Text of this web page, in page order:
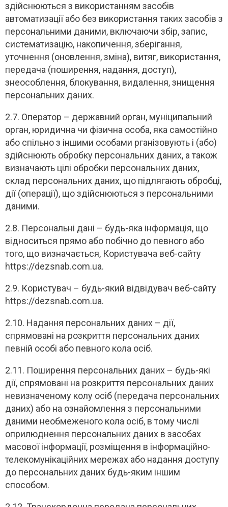
здійснюються з використанням засобів
автоматизації або без використання таких засобів з
персональними даними, включаючи збір, запис,
систематизацію, накопичення, зберігання,
уточнення (оновлення, зміна), витяг, використання,
передача (поширення, надання, доступ),
знеособлення, блокування, видалення, знищення
персональних даних.
2.7. Оператор – державний орган, муніципальний
орган, юридична чи фізична особа, яка самостійно
або спільно з іншими особами рганізовують і (або)
здійснюють обробку персональних даних, а також
визначають цілі обробки персональних даних,
склад персональних даних, що підлягають обробці,
дії (операції), що здійснюються з персональними
даними.
2.8. Персональні дані – будь-яка інформація, що
відноситься прямо або побічно до певного або
того, що визначається, Користувача веб-сайту
https://dezsnab.com.ua.
2.9. Користувач – будь-який відвідувач веб-сайту
https://dezsnab.com.ua.
2.10. Надання персональних даних – дії,
спрямовані на розкриття персональних даних
певній особі або певного кола осіб.
2.11. Поширення персональних даних – будь-які
дії, спрямовані на розкриття персональних даних
невизначеному колу осіб (передача персональних
даних) або на ознайомлення з персональними
даними необмеженого кола осіб, в тому числі
оприлюднення персональних даних в засобах
масової інформації, розміщення в інформаційно-
телекомунікаційних мережах або надання доступу
до персональних даних будь-яким іншим
способом.